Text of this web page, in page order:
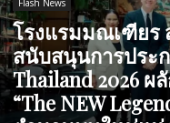
Flash News
โรงแรมมณเฑียร
สนับสนุนการประ
Thailand 2026
“The NEW